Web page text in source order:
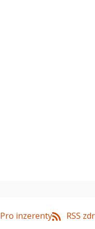
Pro inzerenty RSS